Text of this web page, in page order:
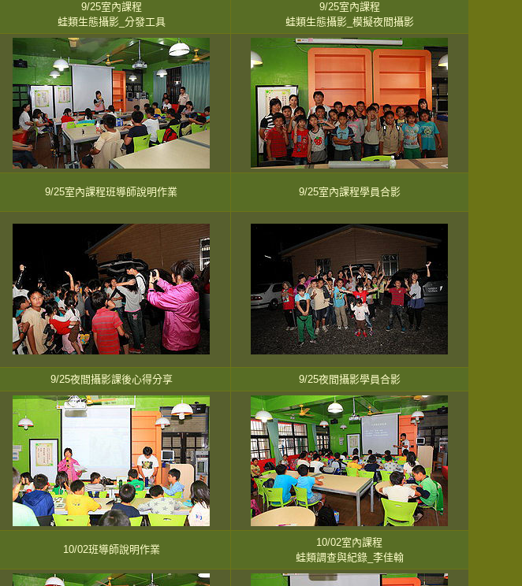
9/25室內課程
蛙類生態攝影_分發工具
9/25室內課程
蛙類生態攝影_模擬夜間攝影
9/25室內課程班導師說明作業 9/25室內課程學員合影
9/25夜間攝影課後心得分享 9/25夜間攝影學員合影
10/02班導師說明作業
10/02室內課程
蛙類調查與紀錄_李佳翰